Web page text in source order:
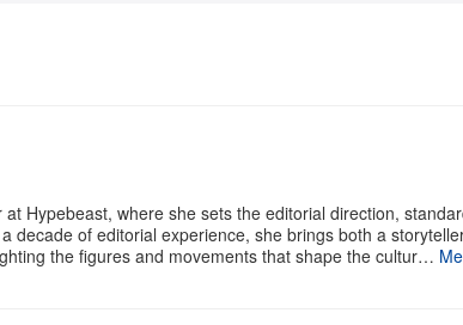
Hypebeast, where she sets the editorial direction,
decade of editorial experience, she brings both a
the figures and movements that shape the cultur…